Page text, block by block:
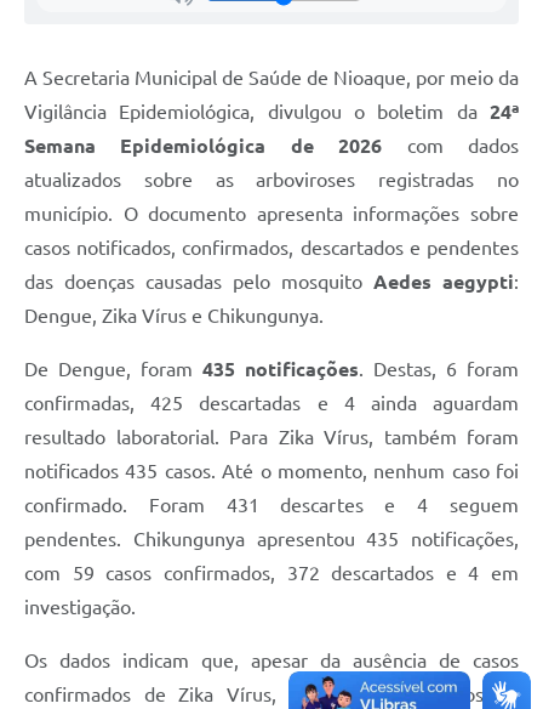
A Secretaria Municipal de Saúde de Nioaque, por meio da
Vigilância Epidemiológica, divulgou o boletim da 24ª
Semana Epidemiológica de 2026 com dados
atualizados sobre as arboviroses registradas no
município. O documento apresenta informações sobre
casos notificados, confirmados, descartados e pendentes
das doenças causadas pelo mosquito Aedes aegypti:
Dengue, Zika Vírus e Chikungunya.
De Dengue, foram 435 notificações. Destas, 6 foram
confirmadas, 425 descartadas e 4 ainda aguardam
resultado laboratorial. Para Zika Vírus, também foram
notificados 435 casos. Até o momento, nenhum caso foi
confirmado. Foram 431 descartes e 4 seguem
pendentes. Chikungunya apresentou 435 notificações,
com 59 casos confirmados, 372 descartados e 4 em
investigação.
Os dados indicam que, apesar da ausência de casos
confirmados de Zika Vírus, há registro de casos de